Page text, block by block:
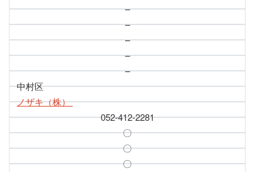
–
–
–
–
–
中村区
ノザキ（株）
052-412-2281
〇
〇
〇